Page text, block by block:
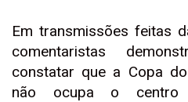
Em transmissões feitas
comentaristas
constatar que a Copa
não ocupa o centro